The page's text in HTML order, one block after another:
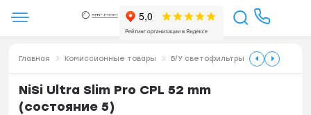
Главная Комиссионные товары Б/У светофильтры
NiSi Ultra Slim Pro CPL 52 mm
(состояние 5)